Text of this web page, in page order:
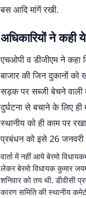
बस आदि मांगें रखी.
अधिकारियों ने कही
एचओपी व डीजीएम ने कहा
बाजार की जिन दुकानों को
सड़क पर सब्जी बेचने वाली
दुर्घटना से बचाने के लिए ही
स्थानीय को ही काम पर
प्रबंधन को इसे 26 जनवरी
वार्ता में नहीं आये बेरमो
लेकर बेरमो विधायक कुमार
शनिवार को तय थी. डीवीसी
कारण समिति की स्थानीय